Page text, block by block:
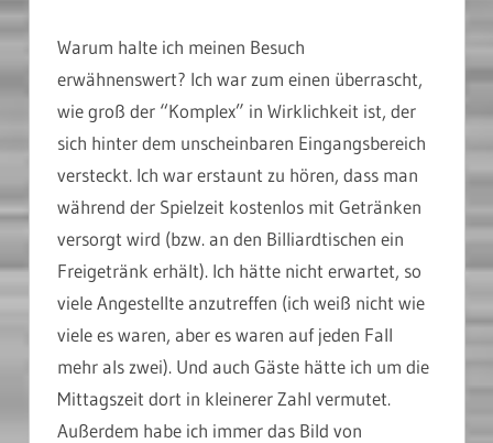
Warum halte ich meinen Besuch
erwähnenswert? Ich war zum einen überrascht,
wie groß der “Komplex” in Wirklichkeit ist, der
sich hinter dem unscheinbaren Eingangsbereich
versteckt. Ich war erstaunt zu hören, dass man
während der Spielzeit kostenlos mit Getränken
versorgt wird (bzw. an den Billiardtischen ein
Freigetränk erhält). Ich hätte nicht erwartet, so
viele Angestellte anzutreffen (ich weiß nicht wie
viele es waren, aber es waren auf jeden Fall
mehr als zwei). Und auch Gäste hätte ich um die
Mittagszeit dort in kleinerer Zahl vermutet.
Außerdem habe ich immer das Bild von